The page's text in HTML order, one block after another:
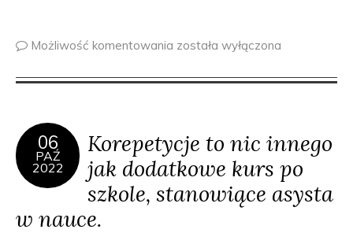
Możliwość komentowania została wyłączona
06
PAŹ
2022
Korepetycje to nic innego
jak dodatkowe kurs po
szkole, stanowiące asysta
w nauce.